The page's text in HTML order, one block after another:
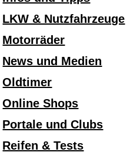
LKW & Nutzfahrzeuge
Motorräder
News und Medien
Oldtimer
Online Shops
Portale und Clubs
Reifen & Tests